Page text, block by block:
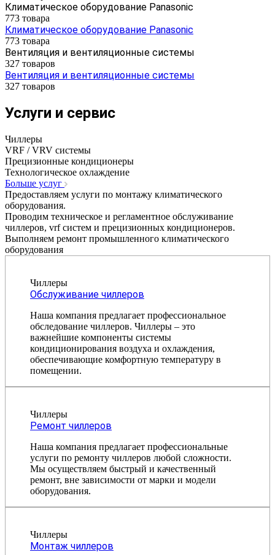
Климатическое оборудование Panasonic
773 товара
Климатическое оборудование Panasonic
773 товара
Вентиляция и вентиляционные системы
327 товаров
Вентиляция и вентиляционные системы
327 товаров
Услуги и сервис
Чиллеры
VRF / VRV системы
Прецизионные кондиционеры
Технологическое охлаждение
Больше услуг
Предоставляем услуги по монтажу климатического
оборудования.
Проводим техническое и регламентное обслуживание
чиллеров, vrf систем и прецизионных кондиционеров.
Выполняем ремонт промышленного климатического
оборудования
Чиллеры
Обслуживание чиллеров
Наша компания предлагает профессиональное
обследование чиллеров. Чиллеры – это
важнейшие компоненты системы
кондиционирования воздуха и охлаждения,
обеспечивающие комфортную температуру в
помещении.
Чиллеры
Ремонт чиллеров
Наша компания предлагает профессиональные
услуги по ремонту чиллеров любой сложности.
Мы осуществляем быстрый и качественный
ремонт, вне зависимости от марки и модели
оборудования.
Чиллеры
Монтаж чиллеров